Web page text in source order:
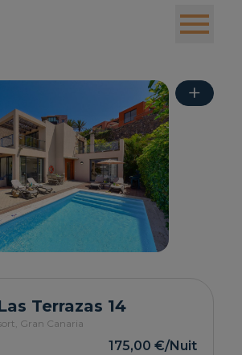
+
Terrazas 14
Gran Canaria
175,00 €/Nuit